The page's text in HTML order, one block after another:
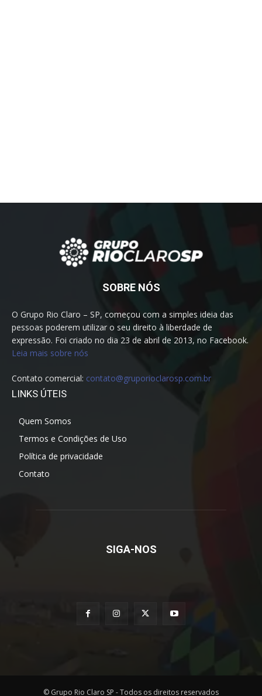
SOBRE NÓS
O Grupo Rio Claro – SP, começou com a simples ideia das
pessoas poderem utilizar o seu direito à liberdade de
expressão. Foi criado no dia 23 de abril de 2013, no Facebook.
Leia mais sobre nós
Contato comercial: contato@gruporioclarosp.com.br
LINKS ÚTEIS
Quem Somos
Termos e Condições de Uso
Política de privacidade
Contato
SIGA-NOS
© Grupo Rio Claro SP - Todos os direitos reservados